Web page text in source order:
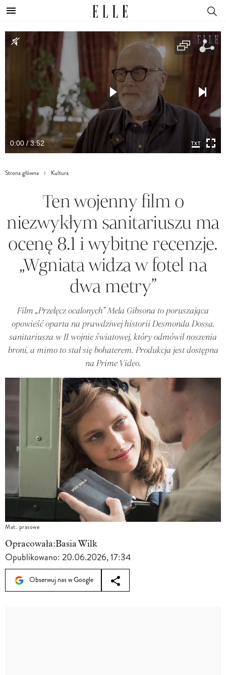
0:00 / 3:52
Strona główna Kultura
Ten wojenny film o
niezwykłym sanitariuszu ma
ocenę 8.1 i wybitne recenzje.
„Wgniata widza w fotel na
dwa metry”
Film „Przełęcz ocalonych” Mela Gibsona to poruszająca
opowieść oparta na prawdziwej historii Desmonda Dossa,
sanitariusza w II wojnie światowej, który odmówił noszenia
broni, a mimo to stał się bohaterem. Produkcja jest dostępna
na Prime Video.
Mat. prasowe
Opracowała:Basia Wilk
Opublikowano:20.06.2026, 17:34
Obserwuj nas w Google